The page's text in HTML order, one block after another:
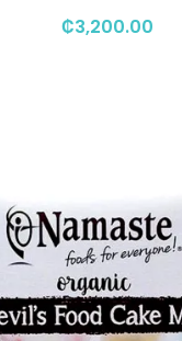
₡3,200.00